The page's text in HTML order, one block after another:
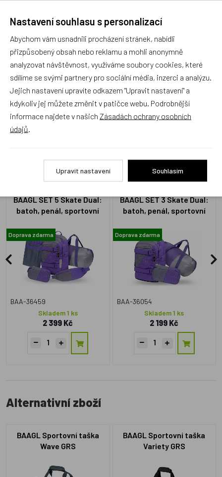
Recenze
produkt ohodnotí!
Přidat hodnocení
Zboží se stejným motivem
BAAGL SET 5 Skate Dual:
batoh, penál, sportovní
notebook GRS
Doprava zdarma
BAA-36459
Skladem 1 ks
2 399 Kč
BAAGL SET 3 Skate Dual:
batoh, penál, sportovní
Doprava zdarma
BAA-36054
Skladem 1 ks
2 199 Kč
Alternativní zboží
BAAGL Sportovní taška
Wave GRS
BAAGL Sportovní taška
Variety GRS
Nastavení souhlasu s personalizací
Abychom vám usnadnili procházení stránek, nabídli
přizpůsobený obsah nebo reklamu a mohli anonymně
analyzovat návštěvnost, využíváme soubory cookies, které
sdílíme se svými partnery pro sociální média, inzerci a analýzu.
Jejich nastavení upravíte odkazem "Upravit nastavení" a
kdykoliv jej můžete změnit v patičce webu. Podrobnější
informace najdete v našich Zásadách ochrany osobních
údajů
Upravit nastavení Souhlasím